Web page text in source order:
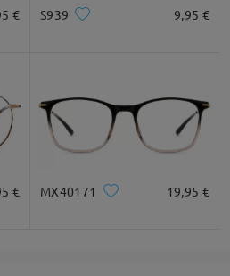
€ S939 9,95 €
€ MX40171 19,95 €